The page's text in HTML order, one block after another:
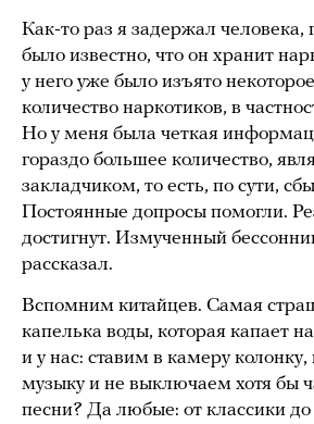
Как-то раз я задержал человека,
было известно, что он хранит
у него уже было изъято
количество наркотиков, в
Но у меня была четкая
гораздо большее количество,
закладчиком, то есть, по сути,
Постоянные допросы помогли.
достигнут. Измученный
рассказал.
Вспомним китайцев. Самая
капелька воды, которая капает
и у нас: ставим в камеру
музыку и не выключаем хотя бы
песни? Да любые: от классики